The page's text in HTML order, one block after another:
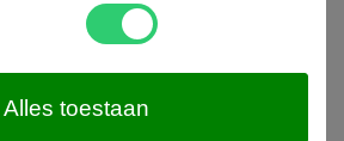
Alles toestaan